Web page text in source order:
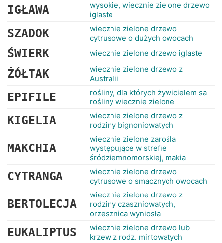
IGŁAWA
wysokie, wiecznie zielone drzewo
iglaste
SZADOK
wiecznie zielone drzewo
cytrusowe o dużych owocach
ŚWIERK wiecznie zielone drzewo iglaste
ŻÓŁTAK
wiecznie zielone drzewo z
Australii
EPIFILE
rośliny, dla których żywicielem sa
rośliny wiecznie zielone
KIGELIA
wiecznie zielone drzewo z
rodziny bignoniowatych
MAKCHIA
wiecznie zielone zarośla
występujące w strefie
śródziemnomorskiej, makia
CYTRANGA
wiecznie zielone drzewo
cytrusowe o smacznych owocach
BERTOLECJA
wiecznie zielone drzewo z
rodziny czaszniowatych,
orzesznica wyniosła
EUKALIPTUS
wiecznie zielone drzewo lub
krzew z rodz. mirtowatych